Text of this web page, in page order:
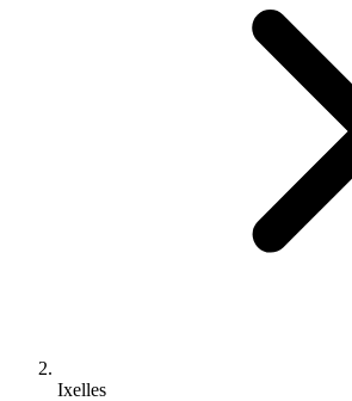
Ixelles